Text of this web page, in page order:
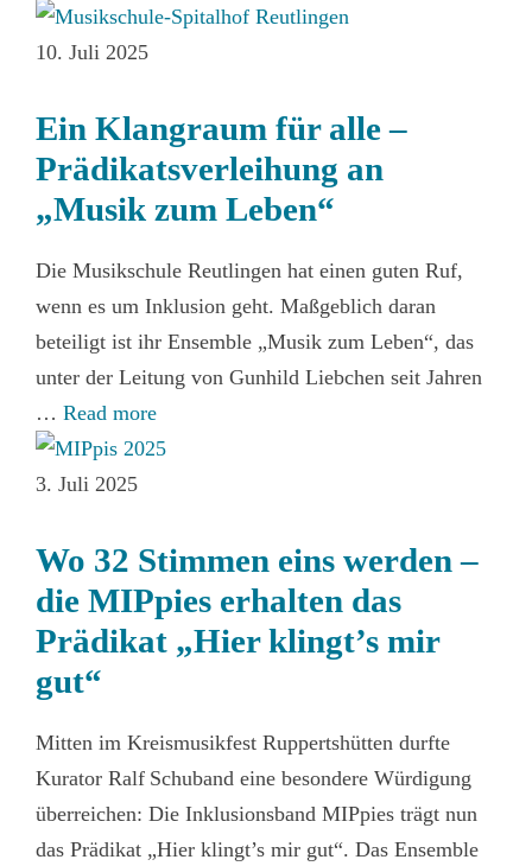
10. Juli 2025
Ein Klangraum für alle –
Prädikatsverleihung an
„Musik zum Leben“
Die Musikschule Reutlingen hat einen guten Ruf,
wenn es um Inklusion geht. Maßgeblich daran
beteiligt ist ihr Ensemble „Musik zum Leben“, das
unter der Leitung von Gunhild Liebchen seit Jahren
… Read more
3. Juli 2025
Wo 32 Stimmen eins werden –
die MIPpies erhalten das
Prädikat „Hier klingt’s mir
gut“
Mitten im Kreismusikfest Ruppertshütten durfte
Kurator Ralf Schuband eine besondere Würdigung
überreichen: Die Inklusionsband MIPpies trägt nun
das Prädikat „Hier klingt’s mir gut“. Das Ensemble